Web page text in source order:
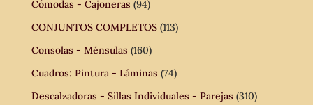
Cómodas - Cajoneras (94)
CONJUNTOS COMPLETOS (113)
Consolas - Ménsulas (160)
Cuadros: Pintura - Láminas (74)
Descalzadoras - Sillas Individuales - Parejas (310)